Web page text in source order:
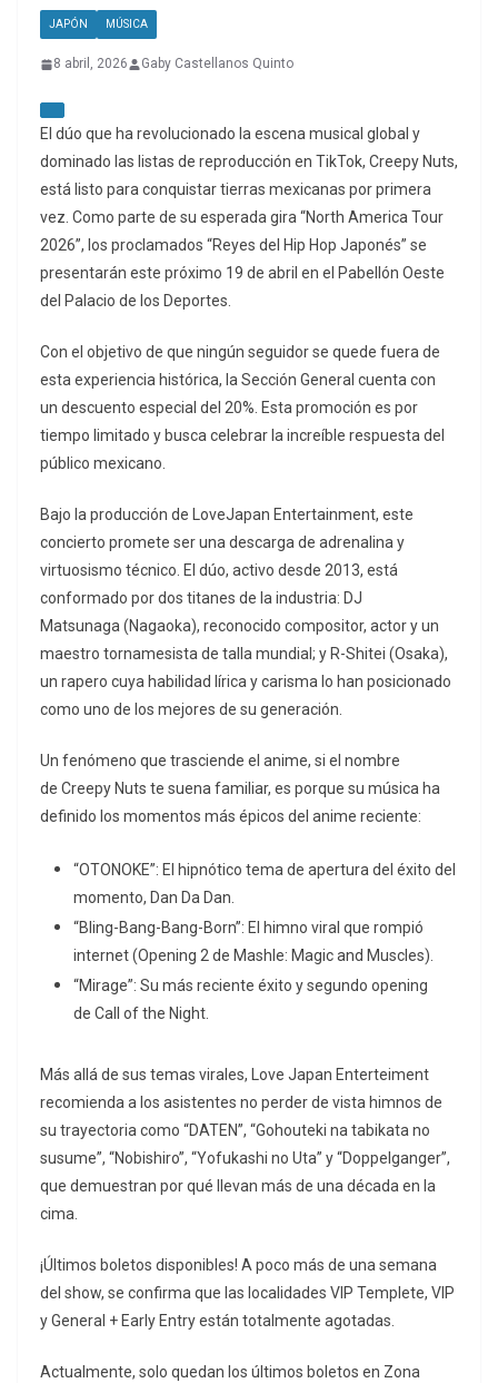
JAPÓN MÚSICA
8 abril, 2026 Gaby Castellanos Quinto
El dúo que ha revolucionado la escena musical global y
dominado las listas de reproducción en TikTok, Creepy Nuts,
está listo para conquistar tierras mexicanas por primera
vez. Como parte de su esperada gira “North America Tour
2026”, los proclamados “Reyes del Hip Hop Japonés” se
presentarán este próximo 19 de abril en el Pabellón Oeste
del Palacio de los Deportes.
Con el objetivo de que ningún seguidor se quede fuera de
esta experiencia histórica, la Sección General cuenta con
un descuento especial del 20%. Esta promoción es por
tiempo limitado y busca celebrar la increíble respuesta del
público mexicano.
Bajo la producción de LoveJapan Entertainment, este
concierto promete ser una descarga de adrenalina y
virtuosismo técnico. El dúo, activo desde 2013, está
conformado por dos titanes de la industria: DJ
Matsunaga (Nagaoka), reconocido compositor, actor y un
maestro tornamesista de talla mundial; y R-Shitei (Osaka),
un rapero cuya habilidad lírica y carisma lo han posicionado
como uno de los mejores de su generación.
Un fenómeno que trasciende el anime, si el nombre
de Creepy Nuts te suena familiar, es porque su música ha
definido los momentos más épicos del anime reciente:
“OTONOKE”: El hipnótico tema de apertura del éxito del
momento, Dan Da Dan.
“Bling-Bang-Bang-Born”: El himno viral que rompió
internet (Opening 2 de Mashle: Magic and Muscles).
“Mirage”: Su más reciente éxito y segundo opening
de Call of the Night.
Más allá de sus temas virales, Love Japan Enterteiment
recomienda a los asistentes no perder de vista himnos de
su trayectoria como “DATEN”, “Gohouteki na tabikata no
susume”, “Nobishiro”, “Yofukashi no Uta” y “Doppelganger”,
que demuestran por qué llevan más de una década en la
cima.
¡Últimos boletos disponibles! A poco más de una semana
del show, se confirma que las localidades VIP Templete, VIP
y General + Early Entry están totalmente agotadas.
Actualmente, solo quedan los últimos boletos en Zona